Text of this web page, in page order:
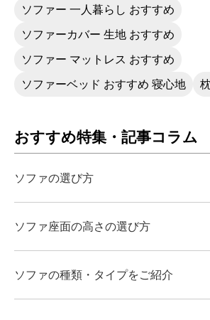
ソファー 一人暮らし おすすめ
ソファーカバー 生地 おすすめ
ソファー マットレス おすすめ
ソファーベッド おすすめ 寝心地
おすすめ特集・記事コラム
ソファの選び方
ソファ座面の高さの選び方
ソファの種類・タイプをご紹介